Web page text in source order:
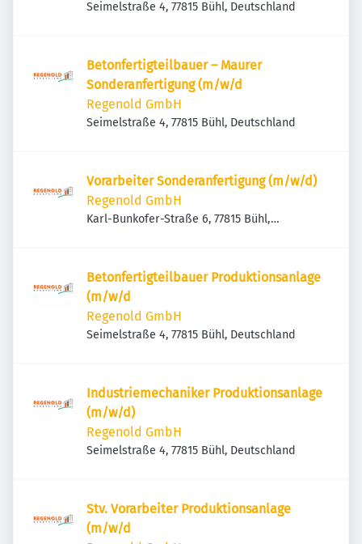
Seimelstraße 4, 77815 Bühl, Deutschland
Betonfertigteilbauer – Maurer
Sonderanfertigung (m/w/d
Regenold GmbH
Seimelstraße 4, 77815 Bühl, Deutschland
Vorarbeiter Sonderanfertigung (m/w/d)
Regenold GmbH
Karl-Bunkofer-Straße 6, 77815 Bühl,
Betonfertigteilbauer Produktionsanlage
(m/w/d
Regenold GmbH
Seimelstraße 4, 77815 Bühl, Deutschland
Industriemechaniker Produktionsanlage
(m/w/d)
Regenold GmbH
Seimelstraße 4, 77815 Bühl, Deutschland
Stv. Vorarbeiter Produktionsanlage
(m/w/d